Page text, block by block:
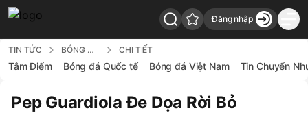
Đăng nhập
TIN TỨC BÓNG ĐÁ ANH CHI TIẾT
Tâm Điểm Bóng đá Quốc tế Bóng đá Việt Nam Tin Chuyển
Pep Guardiola Đe Dọa Rời Bỏ